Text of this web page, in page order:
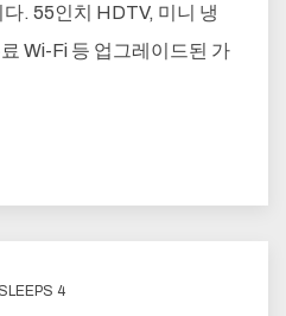
. 55인치 HDTV, 미니 냉
Wi-Fi 등 업그레이드된 가
SLEEPS 4